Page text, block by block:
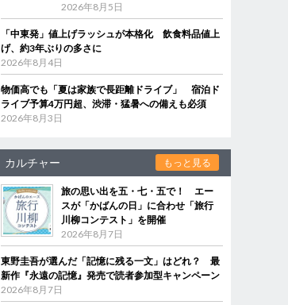
2026年8月5日
「中東発」値上げラッシュが本格化 飲食料品値上
げ、約3年ぶりの多さに
2026年8月4日
物価高でも「夏は家族で長距離ドライブ」 宿泊ド
ライブ予算4万円超、渋滞・猛暑への備えも必須
2026年8月3日
カルチャー もっと見る
旅の思い出を五・七・五で！ エー
スが「かばんの日」に合わせ「旅行
川柳コンテスト」を開催
2026年8月7日
東野圭吾が選んだ「記憶に残る一文」はどれ？ 最
新作『永遠の記憶』発売で読者参加型キャンペーン
2026年8月7日